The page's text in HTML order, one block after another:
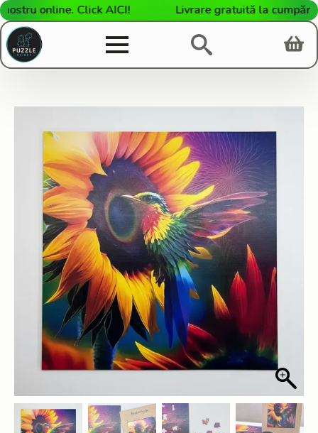
online. Click AICI! Livrare gratuită la cumpărături